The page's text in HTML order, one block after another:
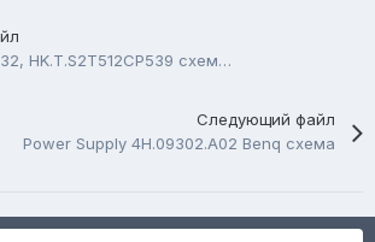
HK.T.S2T512CP532, HK.T.S2T512CP539 схема, Trouble shooting flow chart
Следующий файл
Power Supply 4H.09302.A02 Benq схема